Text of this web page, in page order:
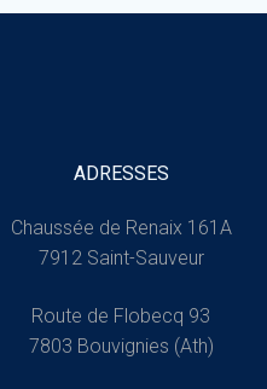
ADRESSES
Chaussée de Renaix 161A
7912 Saint-Sauveur
Route de Flobecq 93
7803 Bouvignies (Ath)